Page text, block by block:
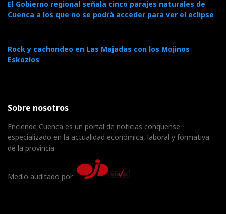
El Gobierno regional señala cinco parajes naturales de
Cuenca a los que no se podrá acceder para ver el eclipse
Rock y cachondeo en Las Majadas con los Mojinos
Eskozíos
Sobre nosotros
Enciende Cuenca es un portal de noticias conquense
especializado en la actualidad económica, laboral y formativa
de la provincia
Medio auditado por